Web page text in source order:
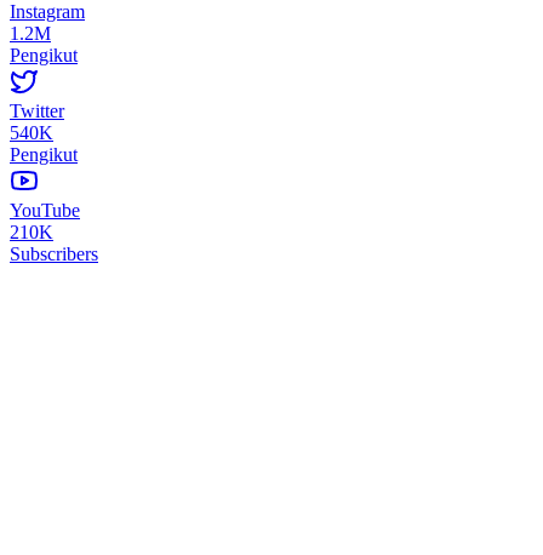
Instagram
1.2M
Pengikut
Twitter
540K
Pengikut
YouTube
210K
Subscribers